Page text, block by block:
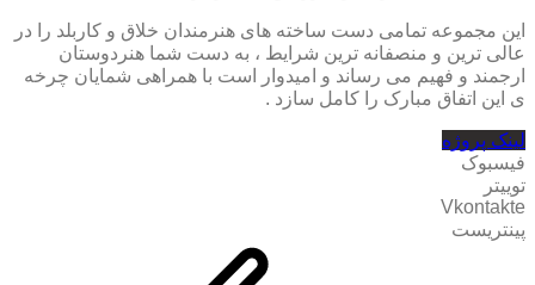
این مجموعه تمامی دست ساخته های هنرمندان خلاق و کاربلد را در
عالی ترین و منصفانه ترین شرایط ، به دست شما هنردوستان
ارجمند و فهیم می رساند و امیدوار است با همراهی شمایان چرخه
ی این اتفاق مبارک را کامل سازد .
لینک پروژه
فیسبوک
توییتر
Vkontakte
پینتریست